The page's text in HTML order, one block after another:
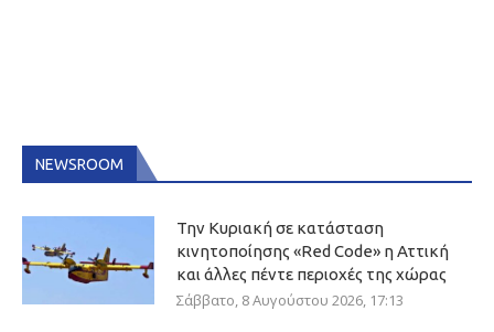
NEWSROOM
Την Κυριακή σε κατάσταση
κινητοποίησης «Red Code» η Αττική
και άλλες πέντε περιοχές της χώρας
Σάββατο, 8 Αυγούστου 2026, 17:13